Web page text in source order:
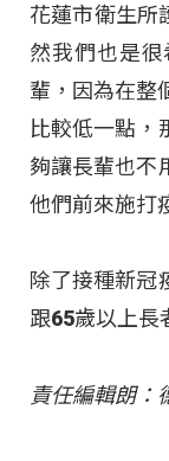
花蓮市衛生所
然我們也是
輩，因為在整
比較低一點，
夠讓長輩也不
他們前來施打
除了接種新冠
跟65歲以上長
責任編輯朗：